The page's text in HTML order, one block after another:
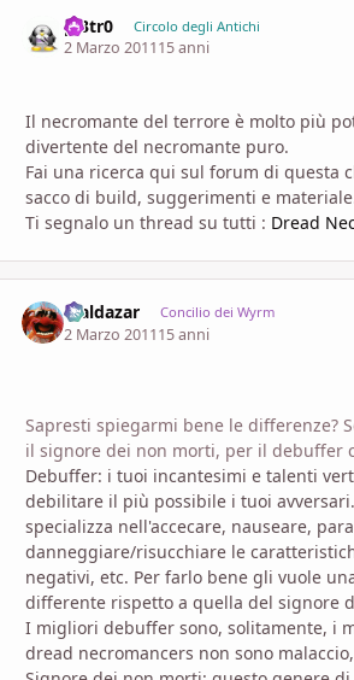
pi3tr0 Circolo degli Antichi
2 Marzo 201115 anni
Il necromante del terrore è molto più
divertente del necromante puro.
Fai una ricerca qui sul forum di questa
sacco di build, suggerimenti e
Ti segnalo un thread su tutti : Dread
Maldazar Concilio dei Wyrm
2 Marzo 201115 anni
Sapresti spiegarmi bene le differenze?
il signore dei non morti, per il debuffer
Debuffer: i tuoi incantesimi e talenti
debilitare il più possibile i tuoi
specializza nell'accecare, nauseare,
danneggiare/risucchiare le
negativi, etc. Per farlo bene gli vuole
differente rispetto a quella del signore
I migliori debuffer sono, solitamente, i
dread necromancers non sono